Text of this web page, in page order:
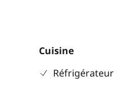
Cuisine
Réfrigérateur